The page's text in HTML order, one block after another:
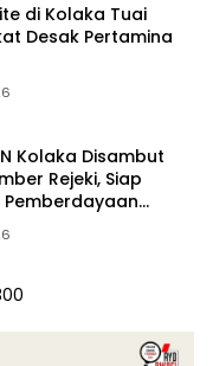
di Kolaka Tuai
Desak Pertamina
Kolaka Disambut
Rejeki, Siap